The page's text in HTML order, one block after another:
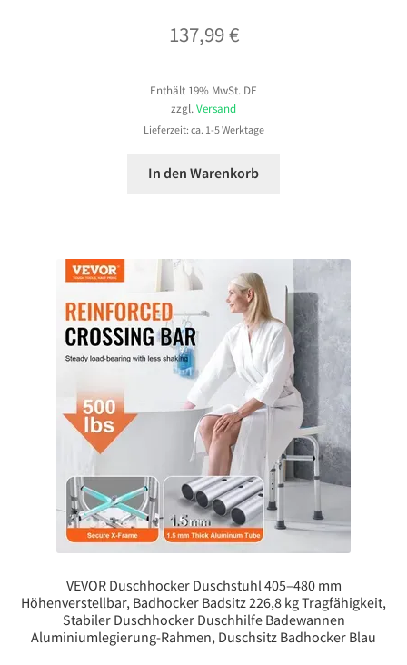
137,99€
Enthält 19% MwSt. DE
zzgl. Versand
Lieferzeit: ca. 1-5 Werktage
In den Warenkorb
VEVOR Duschhocker Duschstuhl 405–480 mm
Höhenverstellbar, Badhocker Badsitz 226,8 kg Tragfähigkeit,
Stabiler Duschhocker Duschhilfe Badewannen
Aluminiumlegierung-Rahmen, Duschsitz Badhocker Blau